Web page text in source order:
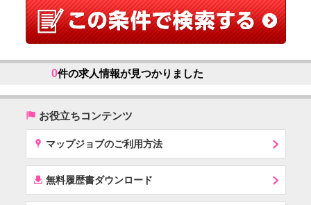
0件の求人情報が見つかりました
( お役立ちコンテンツ
x マップジョブのご利用方法
í 無料履歴書ダウンロード